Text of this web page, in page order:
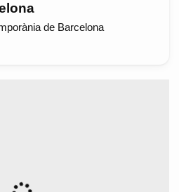
de Barcelona